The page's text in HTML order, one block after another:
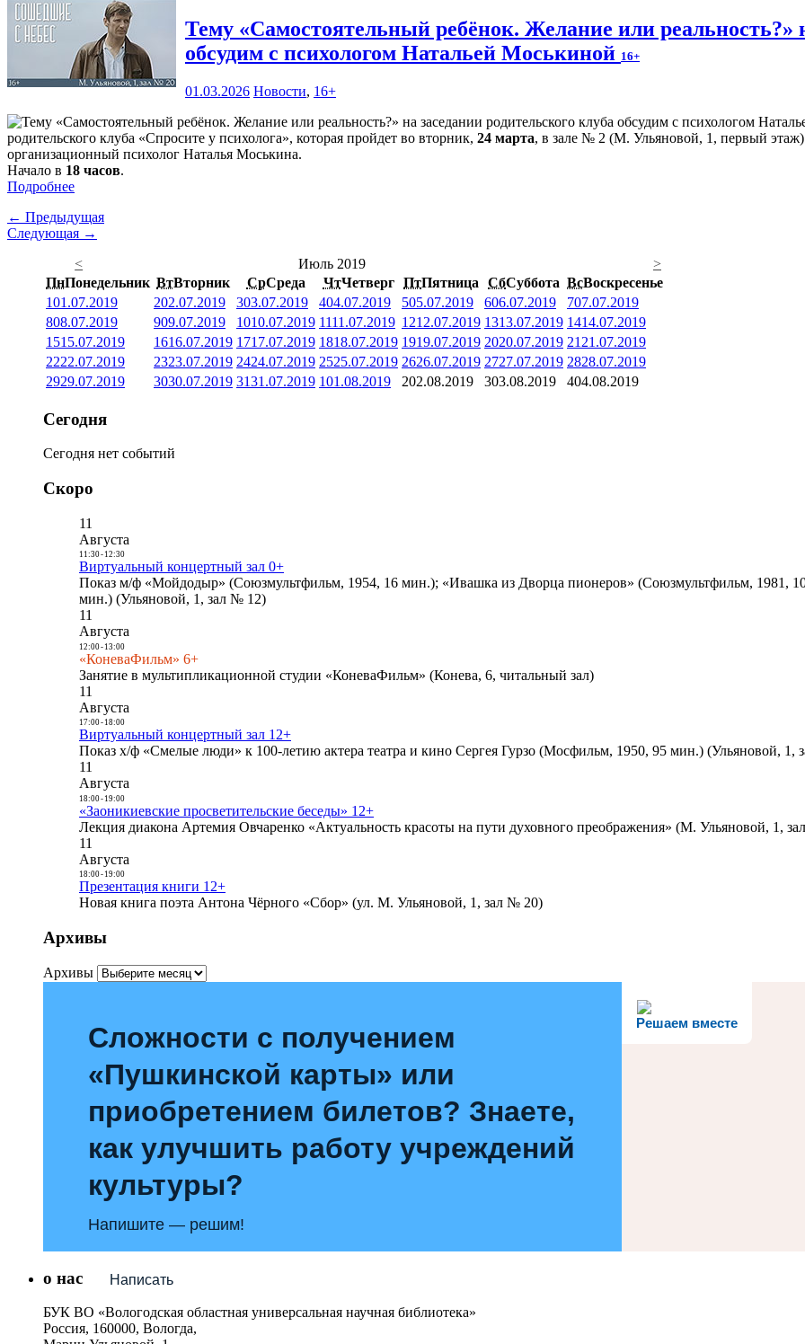
Тему «Самостоятельный ребёнок. Желание или реальность?»
обсудим с психологом Натальей Моськиной 16+
01.03.2026 Новости, 16+
родительского клуба «Спросите у психолога», которая пройдет во вторник, 24 марта, в зале № 2 (М. Ульяновой, 1, первый
организационный психолог Наталья Моськина.
Начало в 18 часов.
Подробнее
← Предыдущая
Следующая →
<
Июль 2019
>
ПнПонедельник ВтВторник СрСреда ЧтЧетверг ПтПятница СбСуббота ВсВоскресенье
101.07.2019 202.07.2019 303.07.2019 404.07.2019 505.07.2019 606.07.2019 707.07.2019
808.07.2019 909.07.2019 1010.07.2019 1111.07.2019 1212.07.2019 1313.07.2019 1414.07.2019
1515.07.2019 1616.07.2019 1717.07.2019 1818.07.2019 1919.07.2019 2020.07.2019 21 21.07.2019
2222.07.2019 2323.07.2019 2424.07.2019 2525.07.2019 2626.07.2019 2727.07.2019 2828.07.2019
2929.07.2019 3030.07.2019 3131.07.2019 101.08.2019 202.08.2019 303.08.2019 404.08.2019
Сегодня
Сегодня нет событий
Скоро
11
Августа
11:30- 12:30
Виртуальный концертный зал 0+
Показ м/ф «Мойдодыр» (Союзмультфильм, 1954, 16 мин.); «Ивашка из Дворца пионеров» (Союзмультфильм, 1981,
мин.) (Ульяновой, 1, зал № 12)
11
Августа
12:00- 13:00
«КоневаФильм» 6+
Занятие в мультипликационной студии «КоневаФильм» (Конева, 6, читальный зал)
11
Августа
17:00- 18:00
Виртуальный концертный зал 12+
Показ х/ф «Смелые люди» к 100-летию актера театра и кино Сергея Гурзо (Мосфильм, 1950, 95 мин.) (Ульяновой, 1,
11
Августа
18:00- 19:00
«Заоникиевские просветительские беседы» 12+
Лекция диакона Артемия Овчаренко «Актуальность красоты на пути духовного преображения» (М. Ульяновой, 1,
11
Августа
18:00- 19:00
Презентация книги 12+
Новая книга поэта Антона Чёрного «Сбор» (ул. М. Ульяновой, 1, зал № 20)
Архивы
Архивы
Решаем вместе
Сложности с получением
«Пушкинской карты» или
приобретением билетов? Знаете,
как улучшить работу учреждений
культуры?
Напишите — решим!
Написать
о нас
БУК ВО «Вологодская областная универсальная научная библиотека»
Россия, 160000, Вологда,